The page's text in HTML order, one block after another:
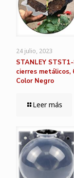
24 julio, 2023
STANLEY
cierres metálicos,
Color Negro
Leer más